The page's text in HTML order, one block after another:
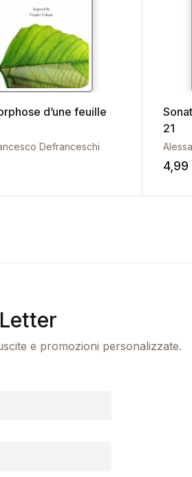
d’une feuille
Defranceschi
21
4,99
e promozioni personalizzate.